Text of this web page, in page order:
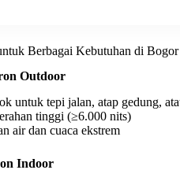
Berbagai Kebutuhan di Bogor
Outdoor
untuk tepi jalan, atap gedung,
tinggi (≥6.000 nits)
air dan cuaca ekstrem
Indoor